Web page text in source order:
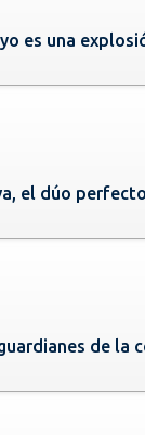
es una
el dúo
de la